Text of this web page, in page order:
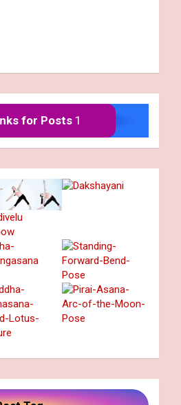
for Posts1